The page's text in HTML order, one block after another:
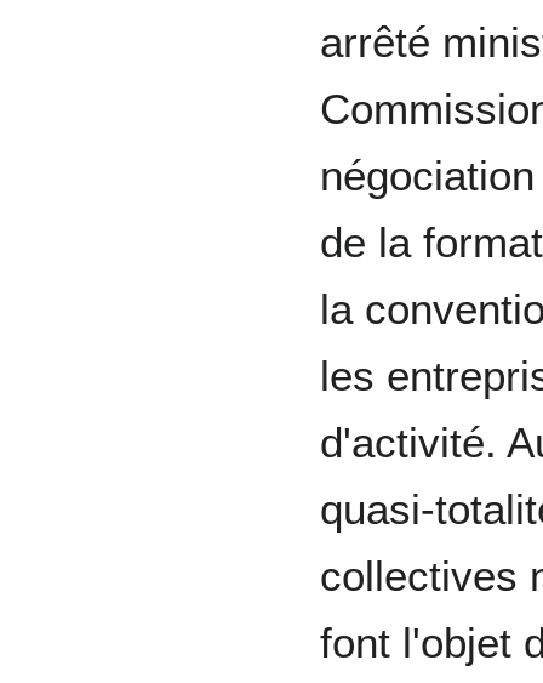
arrêté
de la
la
les
d'activité.
quasi-
collectives
font l'objet